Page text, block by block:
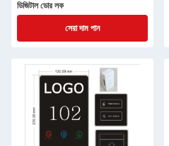
ডিজিটাল ডোর লক
সেরা দাম পান